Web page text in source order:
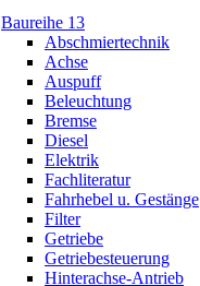
Baureihe 13
Abschmiertechnik
Achse
Auspuff
Beleuchtung
Bremse
Diesel
Elektrik
Fachliteratur
Fahrhebel u. Gestänge
Filter
Getriebe
Getriebesteuerung
Hinterachse-Antrieb